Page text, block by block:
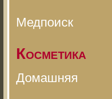
Медпоиск
Косметика
Домашняя